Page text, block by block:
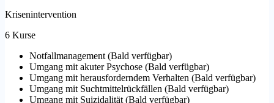
Krisenintervention
6 Kurse
Notfallmanagement (Bald verfügbar)
Umgang mit akuter Psychose (Bald verfügbar)
Umgang mit herausforderndem Verhalten (Bald verfügbar)
Umgang mit Suchtmittelrückfällen (Bald verfügbar)
Umgang mit Suizidalität (Bald verfügbar)